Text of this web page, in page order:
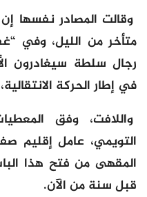
وقالت المصادر نفسها
متأخر من الليل، وفي
رجال سلطة سيغادرون
في إطار الحركة
واللافت، وفق
التويمي، عامل إقليم
المقهى من فتح هذا
قبل سنة من الآن.